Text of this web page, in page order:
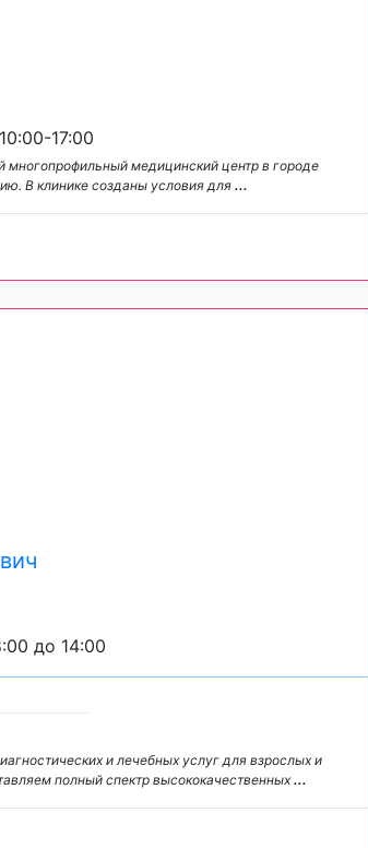
17:00
медицинский центр в городе
В клинике созданы условия для ...
до 14:00
и лечебных услуг для взрослых и
полный спектр высококачественных...